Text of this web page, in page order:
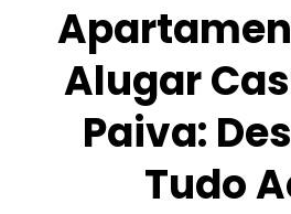
Alugar
Paiva:
Tudo